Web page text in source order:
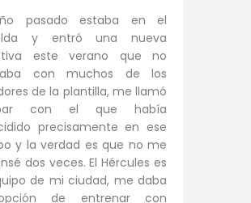
pasado estaba en el
y entró una nueva
este verano que no
con muchos de los
de la plantilla, me llamó
con el que había
precisamente en ese
y la verdad es que no me
dos veces. El Hércules es
de mi ciudad, me daba
de entrenar con